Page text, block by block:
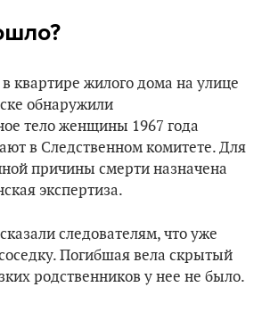
квартире жилого дома на улице
обнаружили
тело женщины 1967 года
в Следственном комитете. Для
причины смерти назначена
экспертиза.
следователям, что уже
Погибшая вела скрытый
родственников у нее не было.